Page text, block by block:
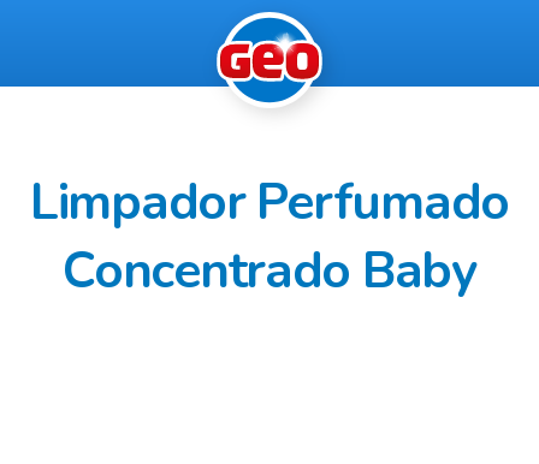
Limpador Perfumado
Concentrado Baby